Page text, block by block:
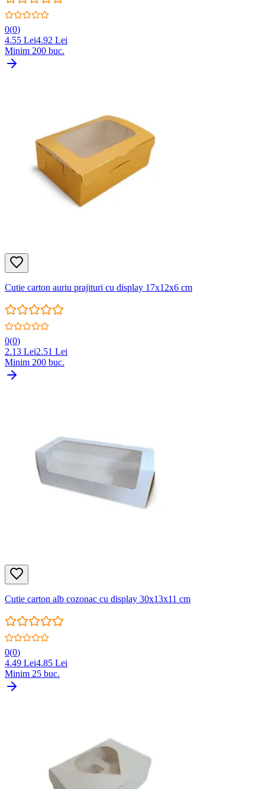
0(0)
4.55 Lei4.92 Lei
Minim 200 buc.
Cutie carton auriu prajituri cu display 17x12x6 cm
0(0)
2.13 Lei2.51 Lei
Minim 200 buc.
Cutie carton alb cozonac cu display 30x13x11 cm
0(0)
4.49 Lei4.85 Lei
Minim 25 buc.